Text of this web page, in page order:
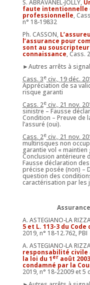
S. ABRAVANEL-JOLLY,
faute intentionnelle
professionnelle,
n° 18-19832
Ph. CASSON,
l’assurance pour
sont au souscripteur
connaissance, Cass. 2
►Autres arrêts à
Cass. 3eciv., 19 déc.
Appréciation de sa
risque garanti
Cass. 2eciv., 21 nov.
sinistre – Fausse
Condition – Preuve de
l’assuré (oui).
Cass. 2eciv., 21 nov.
multirisques non
garantie vol « maintien
Conclusion antérieure
Fausse déclaration
précise posée (non) –
question des
caractérisation par les
A. ASTEGIANO-LA
5 et L. 113-3 du
2019, n° 18-12.762, PBI
A. ASTEGIANO-LA
responsabilité civile
la loi du 1 eraoût
condamné par la
2019, n° 18-22009 et 5